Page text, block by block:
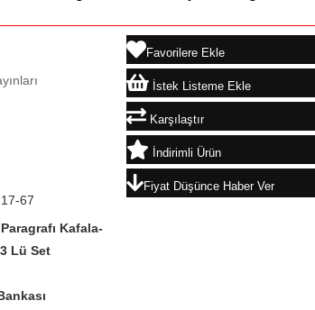
67
Kafala-
Lü Set
Favorilere Ekle
İstek Listeme Ekle
Karşılaştır
İndirimli Ürün
Fiyat Düşünce Haber Ver